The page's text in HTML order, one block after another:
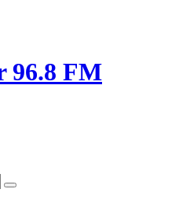
96.8 FM